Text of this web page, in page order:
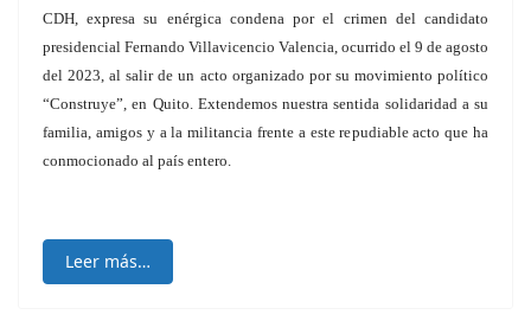
CDH, expresa su enérgica condena por el crimen del candidato
presidencial Fernando Villavicencio Valencia, ocurrido el 9 de agosto
del 2023, al salir de un acto organizado por su movimiento político
“Construye”, en Quito. Extendemos nuestra sentida solidaridad a su
familia, amigos y a la militancia frente a este repudiable acto que ha
conmocionado al país entero.
Leer más…